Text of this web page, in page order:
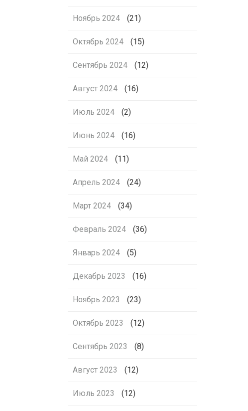
Ноябрь 2024 (21)
Октябрь 2024 (15)
Сентябрь 2024 (12)
Август 2024 (16)
Июль 2024 (2)
Июнь 2024 (16)
Май 2024 (11)
Апрель 2024 (24)
Март 2024 (34)
Февраль 2024 (36)
Январь 2024 (5)
Декабрь 2023 (16)
Ноябрь 2023 (23)
Октябрь 2023 (12)
Сентябрь 2023 (8)
Август 2023 (12)
Июль 2023 (12)